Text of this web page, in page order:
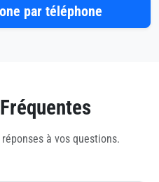
par téléphone
à vos questions.